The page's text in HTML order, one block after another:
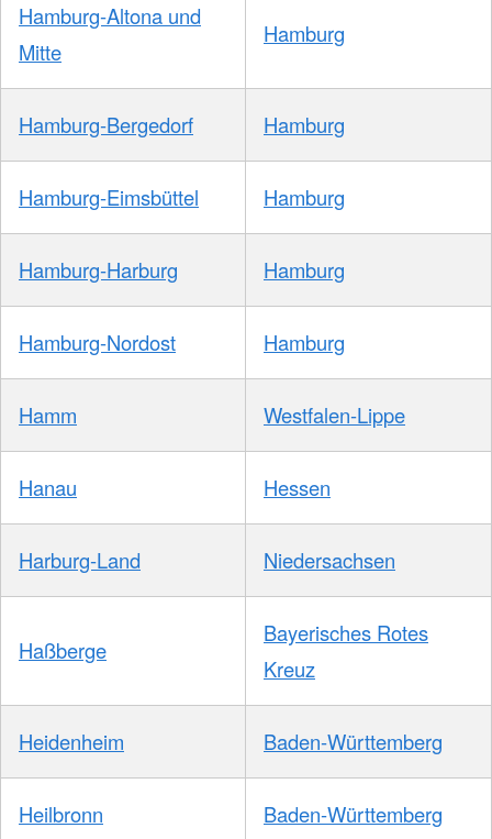
Hamburg-Altona und
Mitte
Hamburg
Hamburg-Bergedorf Hamburg
Hamburg-Eimsbüttel Hamburg
Hamburg-Harburg Hamburg
Hamburg-Nordost Hamburg
Hamm Westfalen-Lippe
Hanau Hessen
Harburg-Land Niedersachsen
Haßberge
Bayerisches Rotes
Kreuz
Heidenheim Baden-Württemberg
Heilbronn Baden-Württemberg